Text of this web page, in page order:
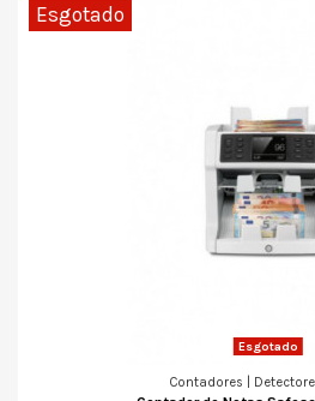
Esgotado
Esgotado
Contadores |